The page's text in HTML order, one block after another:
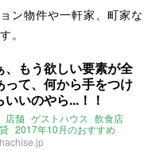
ン物件や一軒家、町家な
。
、もう欲しい要素が全
って、何から手をつけ
いいのやら...！！
店舗 ゲストハウス 飲食店
2017年10月のおすすめ